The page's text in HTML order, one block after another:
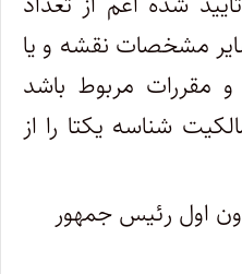
مشخصات نقشه و یا
و مقررات مربوط باشد
شناسه یکتا را از
اول رئیس جمهور